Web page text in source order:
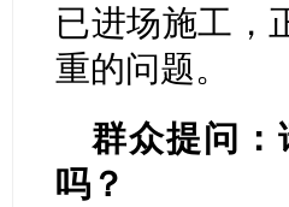
已进场施工，
重的问题。
群众提问：
吗？